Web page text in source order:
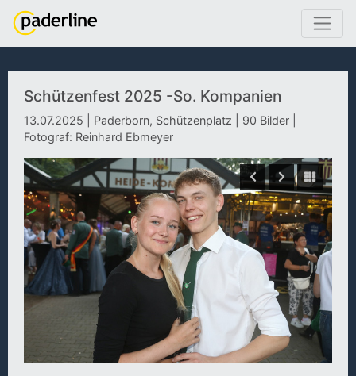
Schützenfest 2025 -So. Kompanien
13.07.2025 | Paderborn, Schützenplatz | 90 Bilder |
Fotograf: Reinhard Ebmeyer